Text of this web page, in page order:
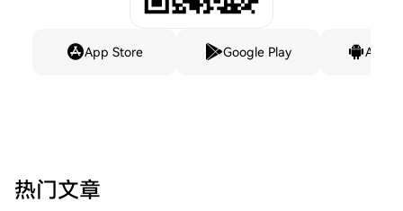
App Store Google Play
热门文章